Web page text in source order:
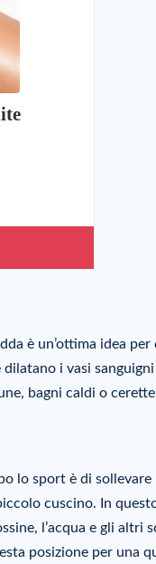
è un’ottima idea
i vasi
bagni caldi o
lo sport è di sollevare
cuscino. In
l’acqua e gli altri
posizione per una